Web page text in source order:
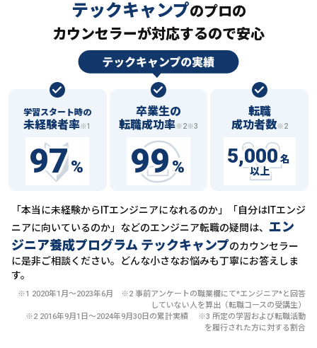
テックキャンプのプロの
カウンセラーが対応するので安心
学習スタート時の
未経験者率※1
97%
卒業生の
転職成功率※2※3
99%
転職
成功者数※2
5,000 名
以上
「本当に未経験からITエンジニアになれるのか」「自分はITエンジ
ニアに向いているのか」などのエンジニア転職の疑問は、 エン
ジニア養成プログラム テックキャンプのカウンセラー
に是非ご相談ください。どんな小さなお悩みも丁寧にお答えしま
す。
※1 2020年1月〜2023年6月 ※2 事前アンケートの職業欄にて*エンジニア*と回答
していない人を算出（転職コースの受講生）
※2 2016年9月1日〜2024年9月30日の累計実績 ※3 所定の学習および転職活動
を履行された方に対する割合